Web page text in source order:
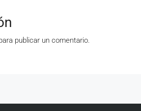
publicar un comentario.